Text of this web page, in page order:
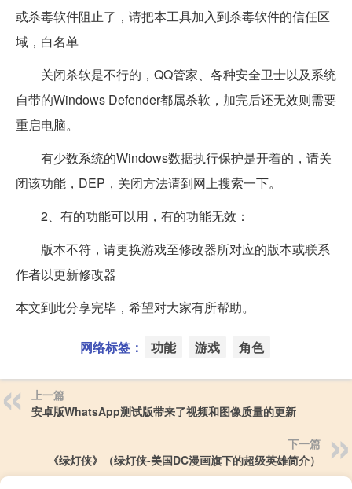
或杀毒软件阻止了，请把本工具加入到杀毒软件的信任区
域，白名单
关闭杀软是不行的，QQ管家、各种安全卫士以及系统
自带的Windows Defender都属杀软，加完后还无效则需要
重启电脑。
有少数系统的Windows数据执行保护是开着的，请关
闭该功能，DEP，关闭方法请到网上搜索一下。
2、有的功能可以用，有的功能无效：
版本不符，请更换游戏至修改器所对应的版本或联系
作者以更新修改器
本文到此分享完毕，希望对大家有所帮助。
网络标签： 功能 游戏 角色
上一篇
安卓版WhatsApp测试版带来了视频和图像质量的更新
下一篇
《绿灯侠》（绿灯侠-美国DC漫画旗下的超级英雄简介）